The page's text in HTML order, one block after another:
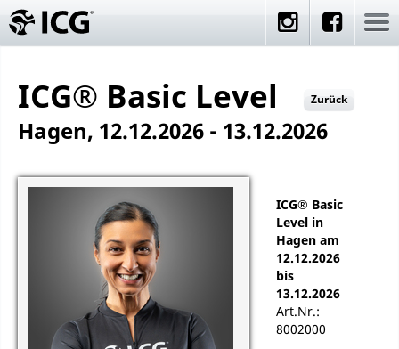
ICG® Basic Level Zurück
Hagen, 12.12.2026 - 13.12.2026
ICG® Basic
Level in
Hagen am
12.12.2026
bis
13.12.2026
Art.Nr.:
8002000